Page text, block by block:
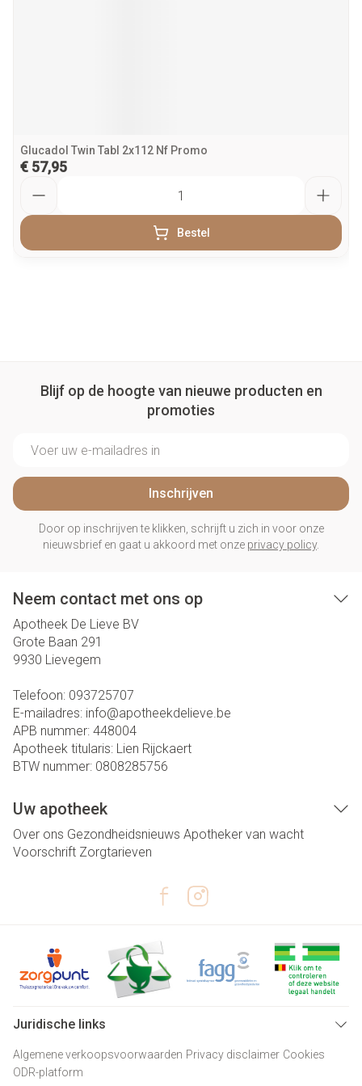
Glucadol Twin Tabl 2x112 Nf Promo
€ 57,95
Bestel
Blijf op de hoogte van nieuwe producten en
promoties
Inschrijven
Door op inschrijven te klikken, schrijft u zich in voor onze
nieuwsbrief en gaat u akkoord met onze privacy policy.
Neem contact met ons op
Apotheek De Lieve BV
Grote Baan 291
9930 Lievegem
Telefoon: 093725707
E-mailadres: info@apotheekdelieve.be
APB nummer: 448004
Apotheek titularis: Lien Rijckaert
BTW nummer: 0808285756
Uw apotheek
Over ons Gezondheidsnieuws Apotheker van wacht
Voorschrift Zorgtarieven
Juridische links
Algemene verkoopsvoorwaarden Privacy disclaimer Cookies
ODR-platform